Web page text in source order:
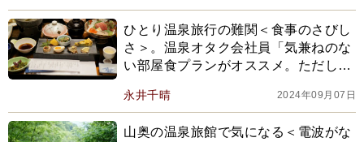
ひとり温泉旅行の難関＜食事のさびし
さ＞。温泉オタク会社員「気兼ねのな
い部屋食プランがオススメ。ただし油
永井千晴 2024年09月07日
山奥の温泉旅館で気になる＜電波がな